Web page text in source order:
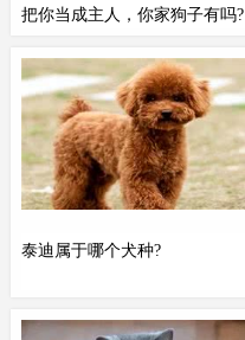
把你当成主人，你家狗子有吗?
其实想要分辨很简单，如果说泰迪
有这几种表现，说明它没把你当成
主人，你家狗子有吗？泰迪没把你
当主人的7个表现1、带泰迪出去遛
圈，泰迪总是横冲直撞，而不是跟
在你身边，这就是泰迪认为自己地
表现之一。
泰迪属于哪个犬种?
宾犬下的一个分支。泰迪犬可以分